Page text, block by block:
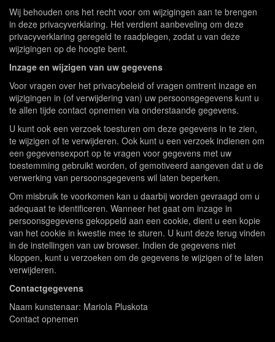
Wij behouden ons het recht voor om wijzigingen aan te brengen
in deze privacyverklaring. Het verdient aanbeveling om deze
privacyverklaring geregeld te raadplegen, zodat u van deze
wijzigingen op de hoogte bent.
Inzage en wijzigen van uw gegevens
Voor vragen over het privacybeleid of vragen omtrent inzage en
wijzigingen in (of verwijdering van) uw persoonsgegevens kunt u
te allen tijde contact opnemen via onderstaande gegevens.
U kunt ook een verzoek toesturen om deze gegevens in te zien,
te wijzigen of te verwijderen. Ook kunt u een verzoek indienen om
een gegevensexport op te vragen voor gegevens met uw
toestemming gebruikt worden, of gemotiveerd aangeven dat u de
verwerking van persoonsgegevens wil laten beperken.
Om misbruik te voorkomen kan u daarbij worden gevraagd om u
adequaat te identificeren. Wanneer het gaat om inzage in
persoonsgegevens gekoppeld aan een cookie, dient u een kopie
van het cookie in kwestie mee te sturen. U kunt deze terug vinden
in de instellingen van uw browser. Indien de gegevens niet
kloppen, kunt u verzoeken om de gegevens te wijzigen of te laten
verwijderen.
Contactgegevens
Naam kunstenaar: Mariola Pluskota
Contact opnemen